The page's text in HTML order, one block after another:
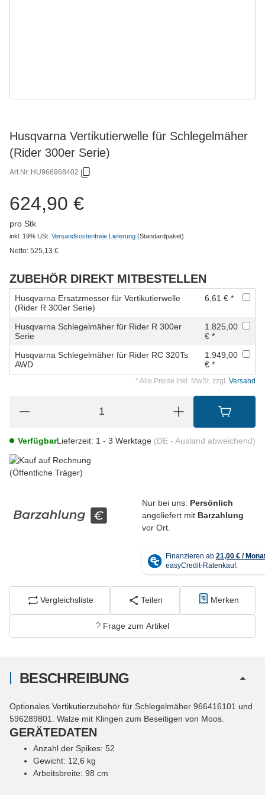
Husqvarna Vertikutierwelle für Schlegelmäher
(Rider 300er Serie)
Art.Nr.:HU966968402
624,90 €
pro Stk
inkl. 19% USt. Versandkostenfreie Lieferung (Standardpaket)
Netto: 525,13 €
ZUBEHÖR DIREKT MITBESTELLEN
Husqvarna Ersatzmesser für Vertikutierwelle
(Rider R 300er Serie)
6,61 € *
Husqvarna Schlegelmäher für Rider R 300er
Serie
1.825,00
€ *
Husqvarna Schlegelmäher für Rider RC 320Ts
AWD
1.949,00
€ *
* Alle Preise inkl. MwSt. zzgl. Versand
VerfügbarLieferzeit: 1 - 3 Werktage (DE - Ausland abweichend)
Nur bei uns: Persönlich
angeliefert mit Barzahlung
vor Ort.
Vergleichsliste Teilen Merken
Frage zum Artikel
BESCHREIBUNG
Optionales Vertikutierzubehör für Schlegelmäher 966416101 und
596289801. Walze mit Klingen zum Beseitigen von Moos.
GERÄTEDATEN
Anzahl der Spikes: 52
Gewicht: 12,6 kg
Arbeitsbreite: 98 cm